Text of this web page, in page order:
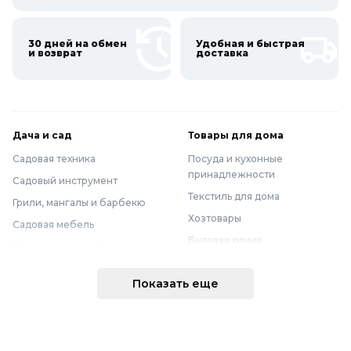
30 дней на обмен
и возврат
Удобная и быстрая
доставка
Дача и сад
Садовая техника
Садовый инструмент
Грили, мангалы и барбекю
Садовая мебель
Товары для дома
Посуда и кухонные
принадлежности
Текстиль для дома
Хозтовары
Бытовая химия
Мебель
Показать еще